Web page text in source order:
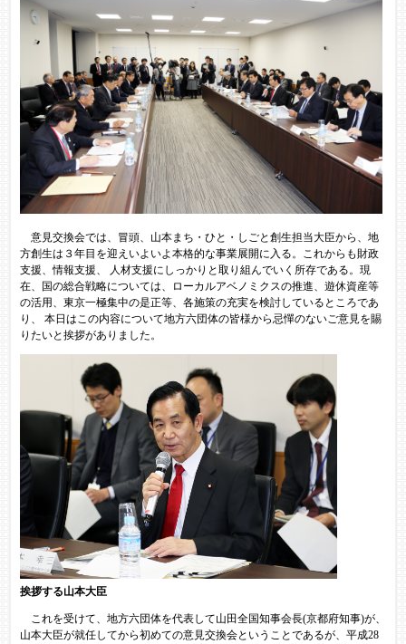
意見交換会では、冒頭、山本まち・ひと・しごと創生担当大臣から、地
方創生は３年目を迎えいよいよ本格的な事業展開に入る。これからも財政
支援、情報支援、 人材支援にしっかりと取り組んでいく所存である。現
在、国の総合戦略については、ローカルアベノミクスの推進、遊休資産等
の活用、東京一極集中の是正等、各施策の充実を検討しているところであ
り、 本日はこの内容について地方六団体の皆様から忌憚のないご意見を賜
りたいと挨拶がありました。
挨拶する山本大臣
これを受けて、地方六団体を代表して山田全国知事会長(京都府知事)が、
山本大臣が就任してから初めての意見交換会ということであるが、平成28